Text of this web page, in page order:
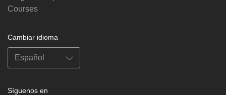
Courses
Cambiar idioma
Síguenos en